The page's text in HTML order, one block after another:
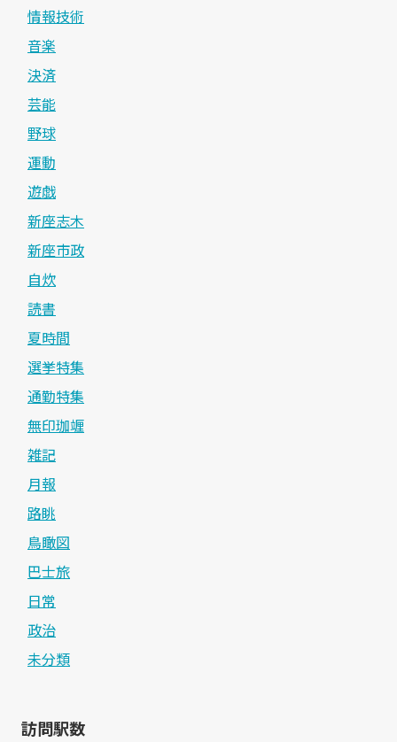
情報技術
音楽
決済
芸能
野球
運動
遊戯
新座志木
新座市政
自炊
読書
夏時間
選挙特集
通勤特集
無印珈竰
雑記
月報
路眺
鳥瞰図
巴士旅
日常
政治
未分類
訪問駅数